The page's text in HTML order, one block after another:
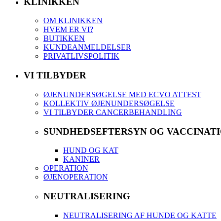
OM KLINIKKEN
HVEM ER VI?
BUTIKKEN
KUNDEANMELDELSER
PRIVATLIVSPOLITIK
VI TILBYDER
ØJENUNDERSØGELSE MED ECVO ATTEST
KOLLEKTIV ØJENUNDERSØGELSE
VI TILBYDER CANCERBEHANDLING
SUNDHEDSEFTERSYN OG
HUND OG KAT
KANINER
OPERATION
ØJENOPERATION
NEUTRALISERING
NEUTRALISERING AF HUNDE OG KATTE